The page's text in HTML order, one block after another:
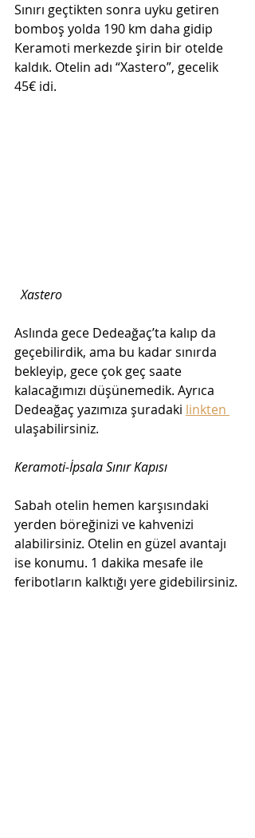
Sınırı geçtikten sonra uyku getiren
bomboş yolda 190 km daha gidip
Keramoti merkezde şirin bir otelde
kaldık. Otelin adı “Xastero”, gecelik
45€ idi.
Xastero
Aslında gece Dedeağaç’ta kalıp da
geçebilirdik, ama bu kadar sınırda
bekleyip, gece çok geç saate
kalacağımızı düşünemedik. Ayrıca
Dedeağaç yazımıza şuradaki linkten
ulaşabilirsiniz.
Keramoti-İpsala Sınır Kapısı
Sabah otelin hemen karşısındaki
yerden böreğinizi ve kahvenizi
alabilirsiniz. Otelin en güzel avantajı
ise konumu. 1 dakika mesafe ile
feribotların kalktığı yere gidebilirsiniz.